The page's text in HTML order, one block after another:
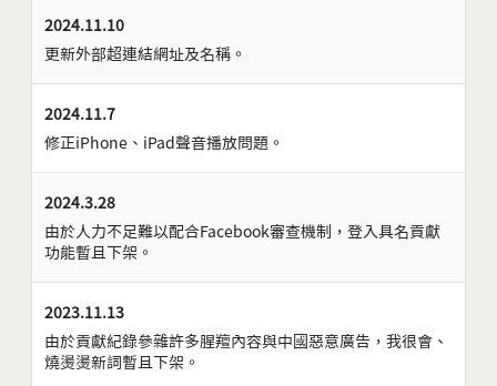
2024.11.10
更新外部超連結網址及名稱。
2024.11.7
修正iPhone、iPad聲音播放問題。
2024.3.28
由於人力不足難以配合Facebook審查機制，登入具名貢獻
功能暫且下架。
2023.11.13
由於貢獻紀錄參雜許多腥羶內容與中國惡意廣告，我很會、
燒燙燙新詞暫且下架。